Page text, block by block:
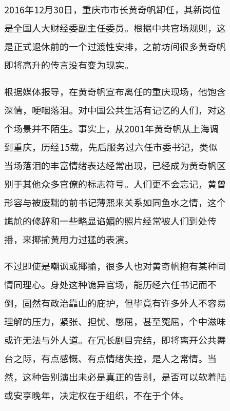
2016年12月30日，重庆市市长黄奇帆卸任，其新岗位
是全国人大财经委副主任委员。根据中共官场规则，这
是正式退休前的一个过渡性安排，之前坊间很多黄奇帆
即将高升的传言没有变为现实。
根据媒体报导，在黄奇帆宣布离任的重庆现场，他饱含
深情，哽咽落泪。对中国公共生活有记忆的人们，对这
个场景并不陌生。事实上，从2001年黄奇帆从上海调
到重庆，历经15载，先后服务过六任市委书记，类似
当场落泪的丰富情绪表达经常出现，已经成为黄奇帆区
别于其他众多官僚的标志符号。人们更不会忘记，黄曾
形容与被废黜的前书记薄熙来关系如同鱼水之情，这个
尴尬的修辞和一些略显谄媚的照片经常被人们到处传
播，来揶揄黄用力过猛的表演。
不过即使是嘲讽或揶揄，很多人也对黄奇帆抱有某种同
情同理心。身处这种诡异官场，能历经六任书记而不
倒，固然有政治靠山的庇护，但毕竟有许多外人不容易
理解的压力，紧张、担忧、憋屈，甚至冤屈，个中滋味
或许无法与外人道。在冗长剧目完结，即将离开公共舞
台之际，有点感慨、有点情绪失控，是人之常情。当
然，这种告别演出未必是真正的告别，是否可以软着陆
或安享晚年，决定权在于组织，不在于个体。